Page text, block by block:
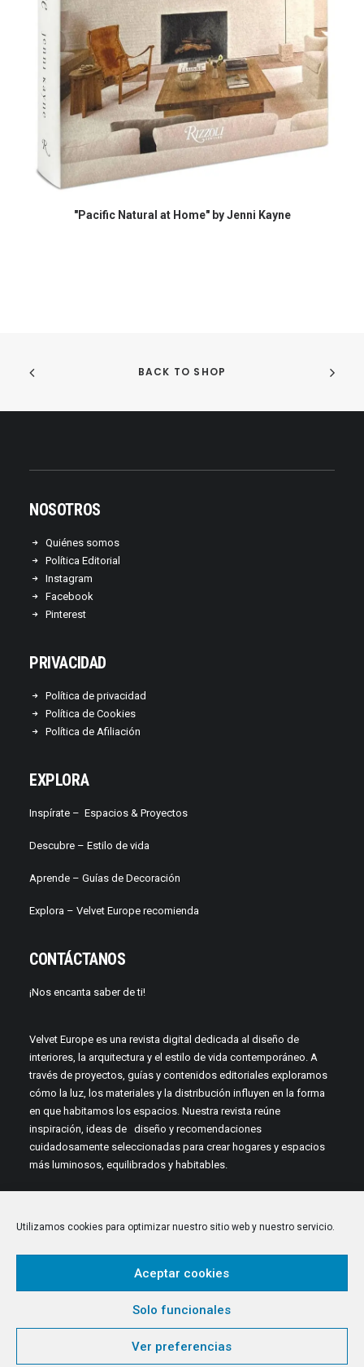
Utilizamos cookies para optimizar nuestro sitio web y nuestro servicio.
Aceptar cookies
Solo funcionales
Ver preferencias
COMPRAR EN AMAZON
"Pacific Natural at Home" by Jenni Kayne
BACK TO SHOP
NOSOTROS
Quiénes somos
Política Editorial
Instagram
Facebook
Pinterest
PRIVACIDAD
Política de privacidad
Política de Cookies
Política de Afiliación
EXPLORA
Inspírate – Espacios & Proyectos
Descubre – Estilo de vida
Aprende – Guías de Decoración
Explora – Velvet Europe recomienda
CONTÁCTANOS
¡Nos encanta saber de ti!
Velvet Europe es una revista digital dedicada al diseño de
interiores, la arquitectura y el estilo de vida contemporáneo. A
través de proyectos, guías y contenidos editoriales exploramos
cómo la luz, los materiales y la distribución influyen en la forma
en que habitamos los espacios. Nuestra revista reúne
inspiración, ideas de diseño y recomendaciones
cuidadosamente seleccionadas para crear hogares y espacios
más luminosos, equilibrados y habitables.
© 2026 Velvet Europe. All rights reserved